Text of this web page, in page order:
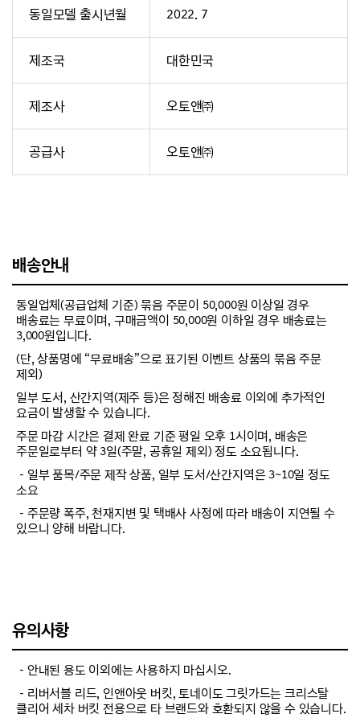
동일모델 출시년월 2022. 7
제조국 대한민국
제조사 오토앤㈜
공급사 오토앤㈜
배송안내
동일업체(공급업체 기준) 묶음 주문이 50,000원 이상일 경우
배송료는 무료이며, 구매금액이 50,000원 이하일 경우 배송료는
3,000원입니다.
(단, 상품명에 “무료배송”으로 표기된 이벤트 상품의 묶음 주문
제외)
일부 도서, 산간지역(제주 등)은 정해진 배송료 이외에 추가적인
요금이 발생할 수 있습니다.
주문 마감 시간은 결제 완료 기준 평일 오후 1시이며, 배송은
주문일로부터 약 3일(주말, 공휴일 제외) 정도 소요됩니다.
－일부 품목/주문 제작 상품, 일부 도서/산간지역은 3~10일 정도
소요
－주문량 폭주, 천재지변 및 택배사 사정에 따라 배송이 지연될 수
있으니 양해 바랍니다.
유의사항
－안내된 용도 이외에는 사용하지 마십시오.
－리버서블 리드, 인앤아웃 버킷, 토네이도 그릿가드는 크리스탈
클리어 세차 버킷 전용으로 타 브랜드와 호환되지 않을 수 있습니다.